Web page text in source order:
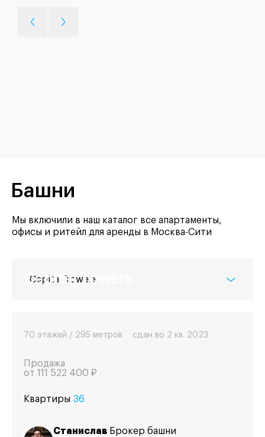
Башни
Мы включили в наш каталог все апартаменты,
офисы и ритейл для аренды в Москва-Сити
Capital Towers
Capital Towers
70 этажей / 295 метров сдан во 2 кв. 2023
Продажа
от 111 522 400 ₽
Квартиры 36
Станислав Брокер башни